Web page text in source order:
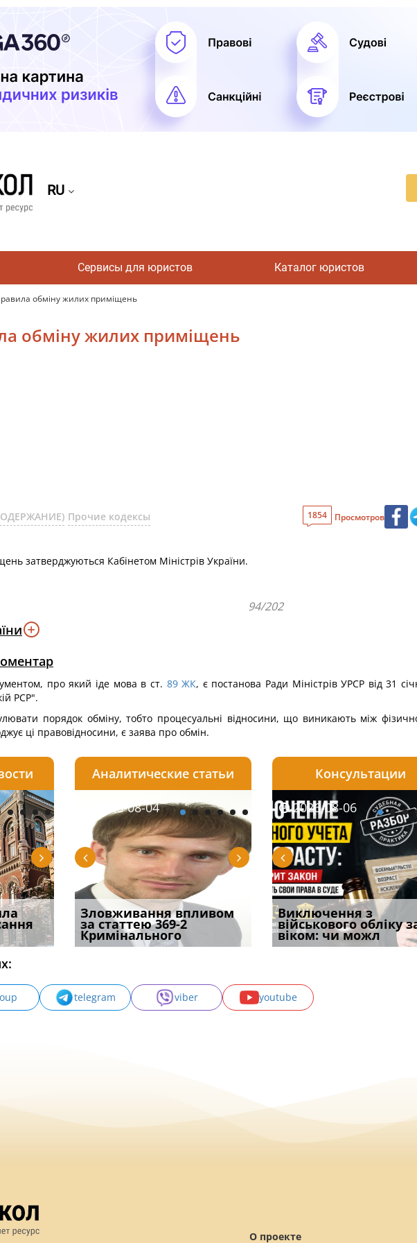
RU
Сервисы для юристов Каталог юристов
обміну жилих приміщень
обміну жилих приміщень
Прочие кодексы 1854 Просмотров
затверджуються Кабінетом Міністрів України.
94/202
про який іде мова в ст. 89ЖК, є постанова Ради Міністрів УРСР від 31
РСР".
порядок обміну, тобто процесуальні відносини, що виникають між
ці правовідносини, є заява про обмін.
2026-08-05
Правомірним і
ефективним способом
захисту речових
2026-08-05
Чоловік помер, але
позика залишилася: як
фраза «на
Аналитические статьи
2026-08-04
Зловживання впливом
за статтею 369-2
Кримінального
2026-08-04
Переоформлення
відстрочки за іншою
підставою: нов
Консультации
2026-07-27
Бронирование отменят с
1 сентября? Что на
самом де
2026-08-06
Виключення з
військового обліку
віком: чи можл
2026-07-30
Восьмий ААС
підтвердив, що
може скас
telegram viber youtube
О проекте